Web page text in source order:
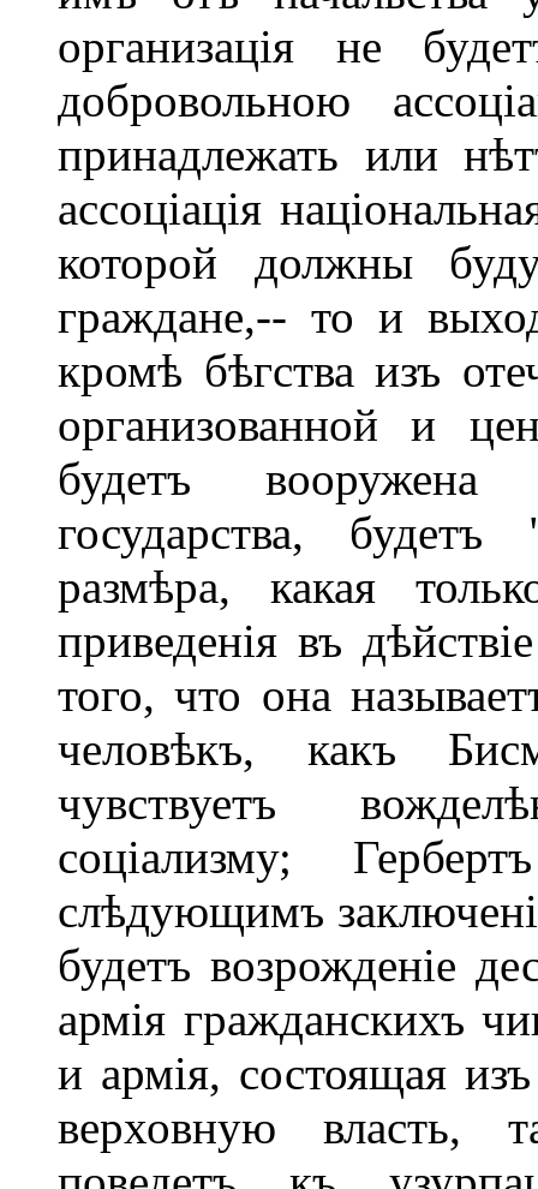
организація не
добровольною
принадлежать или
ассоціація
которой должны
граждане,-- то и
кромѣ бѣгства изъ
организованной и
будетъ
государства,
размѣра, какая
приведенія въ
того, что она
человѣкъ, какъ
чувствуетъ
соціализму;
слѣдующимъ
будетъ возрожденіе
армія гражданскихъ
и армія, состоящая
верховную власть,